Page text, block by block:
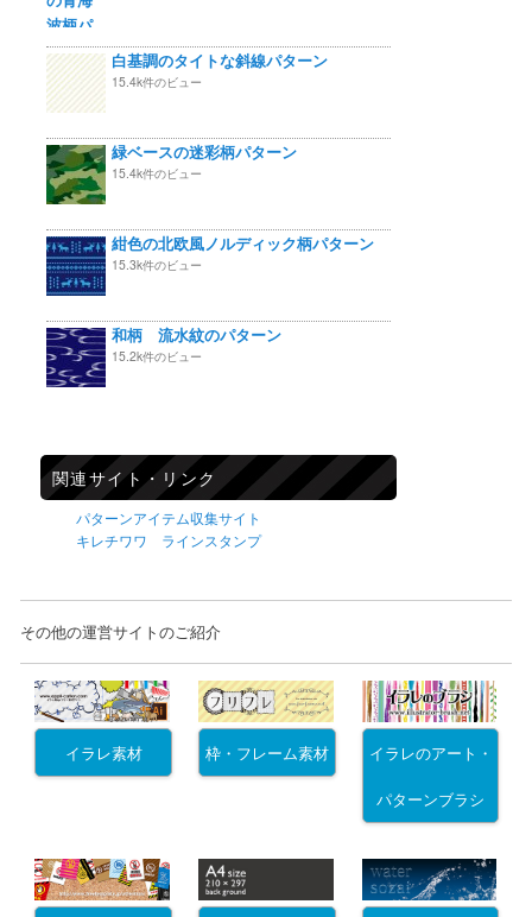
白基調のタイトな斜線パターン
15.4k件のビュー
緑ベースの迷彩柄パターン
15.4k件のビュー
紺色の北欧風ノルディック柄パターン
15.3k件のビュー
和柄 流水紋のパターン
15.2k件のビュー
関連サイト・リンク
パターンアイテム収集サイト
キレチワワ ラインスタンプ
その他の運営サイトのご紹介
イラレ素材 枠・フレーム素材 イラレのアート・
パターンブラシ